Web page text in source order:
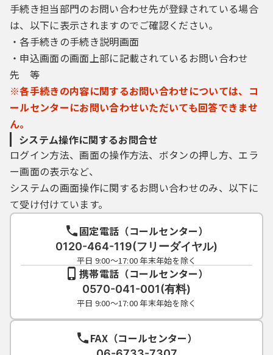
手続き担当部門のお問い合わせ先が登録されている場合
は、以下に表示されますのでご確認ください。
・各手続きの手続き説明画面
・申込画面の画面上部に記載されているお問い合わせ
先 等
※各手続きの内容に関するお問い合わせについては、コ
ールセンターにお問い合わせいただいても回答できませ
ん。
システム操作に関するお問合せ
ログイン方法、画面の操作方法、ボタンの押し方、エラ
ー画面の表示など、
システムの画面操作に関するお問い合わせのみ、以下に
て受け付けています。
固定電話（コールセンター）
0120-464-119(フリーダイヤル)
平日 9:00～17:00 年末年始を除く
携帯電話（コールセンター）
0570-041-001(有料)
平日 9:00～17:00 年末年始を除く
FAX（コールセンター）